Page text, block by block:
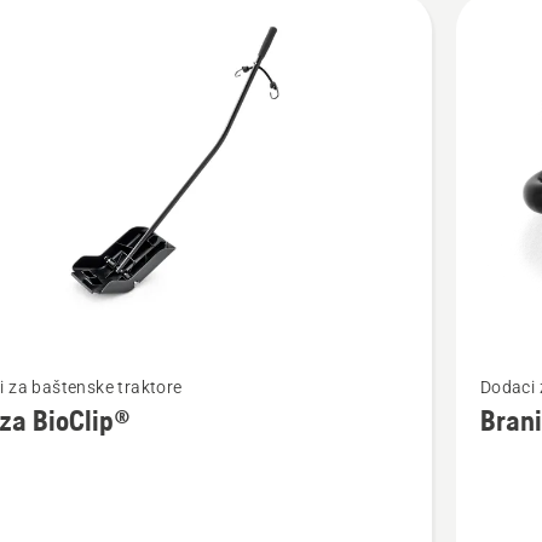
za baštenske traktore
BioClip®
više
detalja
Dodaci